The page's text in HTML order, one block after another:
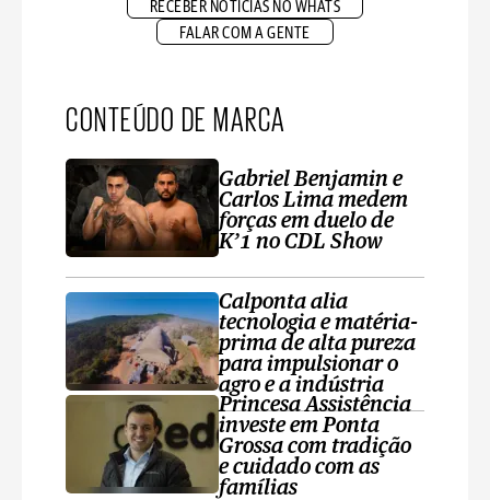
RECEBER NOTÍCIAS NO WHATS
FALAR COM A GENTE
CONTEÚDO DE MARCA
Gabriel Benjamin e
Carlos Lima medem
forças em duelo de
K’1 no CDL Show
Calponta alia
tecnologia e matéria-
prima de alta pureza
para impulsionar o
agro e a indústria
Princesa Assistência
investe em Ponta
Grossa com tradição
e cuidado com as
famílias